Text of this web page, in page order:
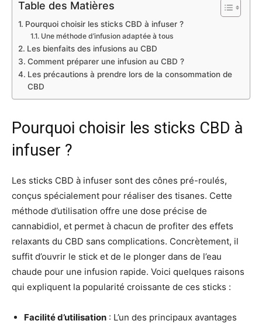
Table des Matières
Pourquoi choisir les sticks CBD à infuser ?
Une méthode d’infusion adaptée à tous
Les bienfaits des infusions au CBD
Comment préparer une infusion au CBD ?
Les précautions à prendre lors de la consommation de
CBD
Pourquoi choisir les sticks CBD à
infuser ?
Les sticks CBD à infuser sont des cônes pré-roulés,
conçus spécialement pour réaliser des tisanes. Cette
méthode d’utilisation offre une dose précise de
cannabidiol, et permet à chacun de profiter des effets
relaxants du CBD sans complications. Concrètement, il
suffit d’ouvrir le stick et de le plonger dans de l’eau
chaude pour une infusion rapide. Voici quelques raisons
qui expliquent la popularité croissante de ces sticks :
Facilité d’utilisation : L’un des principaux avantages